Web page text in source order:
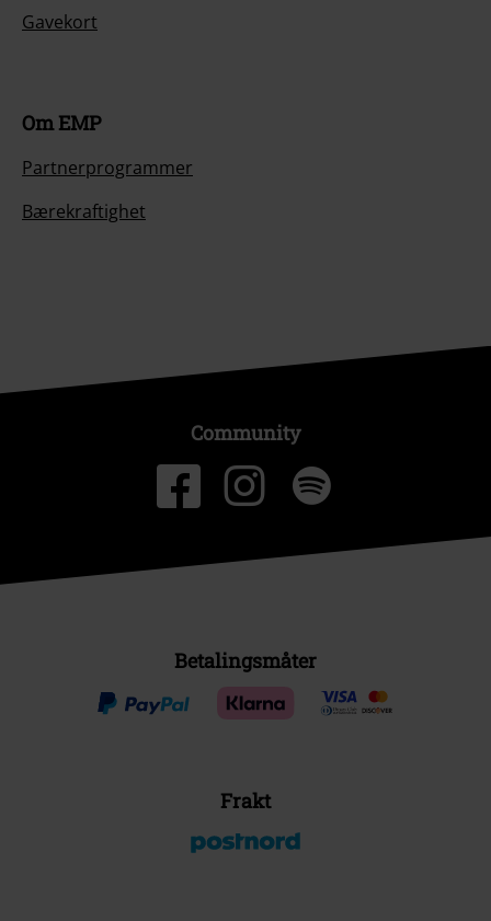
Gavekort
Om EMP
Partnerprogrammer
Bærekraftighet
Community
Betalingsmåter
Frakt